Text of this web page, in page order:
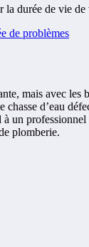
durée de vie
de problèmes
mais avec
d’eau
un
plomberie.